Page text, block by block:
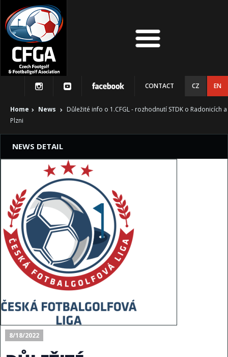
CONTACT CZ EN
Home News
Důležité info o 1.CFGL - rozhodnutí STDK o Radonicích a
Plzni
NEWS DETAIL
8/18/2022